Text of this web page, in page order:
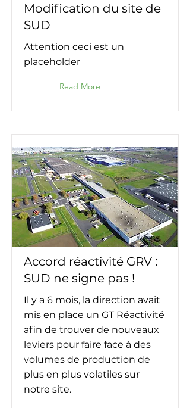
Modification du site de
SUD
Attention ceci est un
placeholder
Read More
Accord réactivité GRV :
SUD ne signe pas !
Il y a 6 mois, la direction avait
mis en place un GT Réactivité
afin de trouver de nouveaux
leviers pour faire face à des
volumes de production de
plus en plus volatiles sur
notre site.